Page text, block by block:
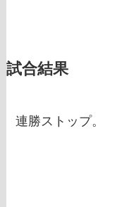
試合結果
連勝ストップ。